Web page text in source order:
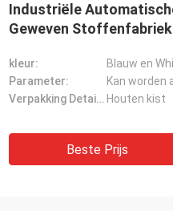
Industriële
Geweven Stoffenfabriek
kleur:
Blauw en
Parameter:
Kan worden
Verpakking Details: Houten kist
Beste Prijs